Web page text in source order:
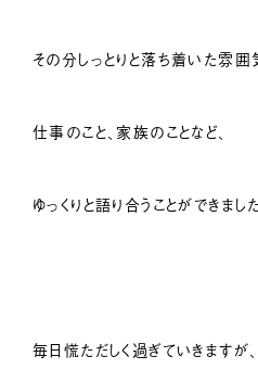
その分しっとりと落ち着いた雰囲
仕事のこと、家族のことなど、
ゆっくりと語り合うことができました
毎日慌ただしく過ぎていきますが、